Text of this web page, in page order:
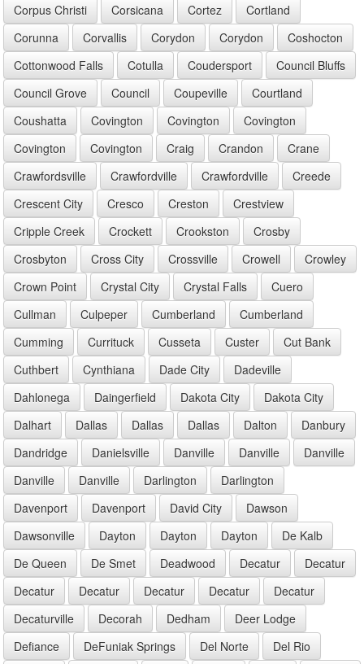
Corpus Christi
Corsicana Cortez
Cortland
Corunna
Corvallis Corydon Corydon
Coshocton
Cottonwood Falls
Cotulla Coudersport
Council Bluffs
Council Grove
Council Coupeville
Courtland
Coushatta
Covington Covington
Covington
Covington
Covington Craig Crandon
Crane
Crawfordsville
Crawfordville Crawfordville
Creede
Crescent City
Cresco Creston
Crestview
Cripple Creek
Crockett Crookston
Crosby
Crosbyton
Cross City Crossville Crowell
Crowley
Crown Point
Crystal City Crystal Falls
Cuero
Cullman
Culpeper Cumberland
Cumberland
Cumming
Currituck Cusseta Custer
Cut Bank
Cuthbert
Cynthiana Dade City
Dadeville
Dahlonega
Daingerfield Dakota City
Dakota City
Dalhart
Dallas Dallas Dallas Dalton
Danbury
Dandridge
Danielsville Danville Danville
Danville
Danville
Danville Darlington
Darlington
Davenport
Davenport David City
Dawson
Dawsonville
Dayton Dayton Dayton
De Kalb
De Queen
De Smet Deadwood Decatur
Decatur
Decatur
Decatur Decatur Decatur
Decatur
Decaturville
Decorah Dedham
Deer Lodge
Defiance
DeFuniak Springs Del Norte
Del Rio